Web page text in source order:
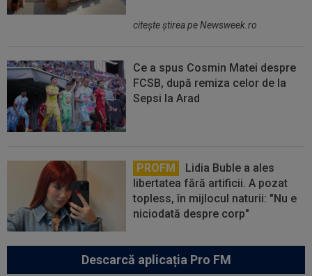
citeşte ştirea pe Newsweek.ro
Ce a spus Cosmin Matei despre
FCSB, după remiza celor de la
Sepsi la Arad
PROFM
Lidia Buble a ales
libertatea fără artificii. A pozat
topless, în mijlocul naturii: "Nu e
niciodată despre corp"
Descarcă aplicația Pro FM